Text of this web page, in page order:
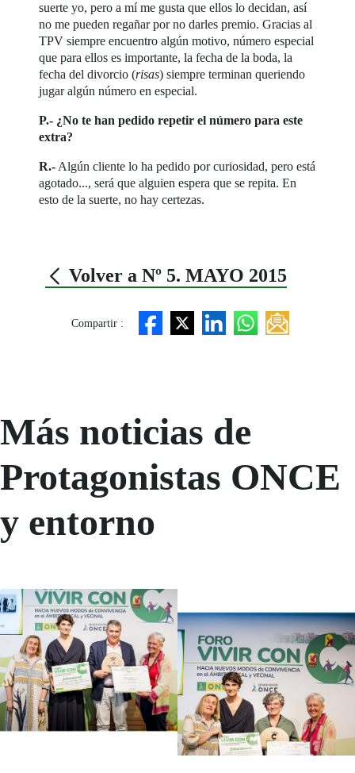
suerte yo, pero a mí me gusta que ellos lo decidan, así
no me pueden regañar por no darles premio. Gracias al
TPV siempre encuentro algún motivo, número especial
que para ellos es importante, la fecha de la boda, la
fecha del divorcio (risas) siempre terminan queriendo
jugar algún número en especial.
P.- ¿No te han pedido repetir el número para este
extra?
R.- Algún cliente lo ha pedido por curiosidad, pero está
agotado..., será que alguien espera que se repita. En
esto de la suerte, no hay certezas.
Volver a Nº 5. MAYO 2015
Compartir :
Más noticias de
Protagonistas ONCE
y entorno